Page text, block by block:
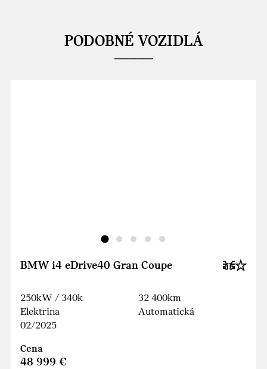
PODOBNÉ VOZIDLÁ
BMW i4 eDrive40 Gran Coupe
250kW / 340k
Elektrina
02/2025
32 400km
Automatická
Cena
48 999 €